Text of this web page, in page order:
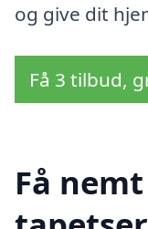
og give dit
Få 3 tilbud,
Få